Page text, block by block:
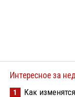
Интересное за
1
Как